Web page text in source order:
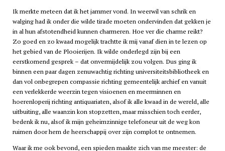
Ik merkte meteen dat ik het jammer vond. In weerwil van schrik en
walging had ik onder die wilde tirade moeten ondervinden dat gekken je
in al hun afstotendheid kunnen charmeren. Hoe ver die charme reikt?
Zo goed en zo kwaad mogelijk trachtte ik mij vanaf dien in te lezen op
het gebied van de Plooierijen. Ik wilde onderlegd zijn bij een
eerstkomend gesprek – dat onvermijdelijk zou volgen. Dus ging ik
binnen een paar dagen zenuwachtig richting universiteitsbibliotheek en
dan vol onbegrepen compassie richting gemeentelijk archief en vanuit
een verlekkerde weerzin tegen visioenen en meerminnen en
hoerenloperij richting antiquariaten, alsof ik alle kwaad in de wereld, alle
uitbuiting, alle waanzin kon stopzetten, maar misschien toch eerder,
bedenk ik nu, alsof ik mijn geheimzinnige telefoneur uit de weg kon
ruimen door hem de heerschappij over zijn complot te ontnemen.
Waar ik me ook bevond, een spieden maakte zich van me meester: de